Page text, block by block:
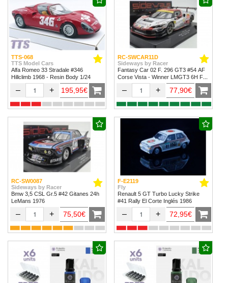
TTS-068
TTS Model Cars
Alfa Romeo 33 Stradale #346
Hillclimb 1968 - Resin Body 1/24
– + 195,95€
RC-SWCAR11D
Sideways by Racer
Fantasy Car 02 F. 296 GT3 #54 AF
Corse Vista - Winner LMGT3 6H Fuji
– + 77,90€
RC-SW0087
Sideways by Racer
Bmw 3,5 CSL Gr.5 #42 Gitanes 24h
LeMans 1976
– + 75,50€
F-E2119
Fly
Renault 5 GT Turbo Lucky Strike
#41 Rally El Corte Inglés 1986
– + 72,95€